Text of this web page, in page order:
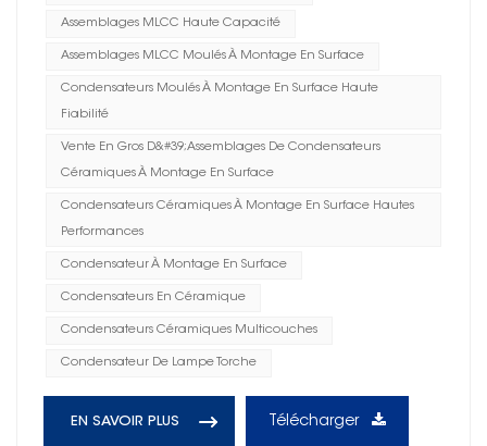
Assemblages MLCC Haute Capacité
Assemblages MLCC Moulés À Montage En Surface
Condensateurs Moulés À Montage En Surface Haute
Fiabilité
Vente En Gros D&#39;assemblages De Condensateurs
Céramiques À Montage En Surface
Condensateurs Céramiques À Montage En Surface Hautes
Performances
Condensateur À Montage En Surface
Condensateurs En Céramique
Condensateurs Céramiques Multicouches
Condensateur De Lampe Torche
EN SAVOIR PLUS Télécharger